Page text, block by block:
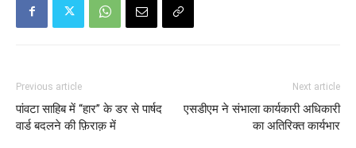
Previous article
पांवटा साहिब में “हार” के डर से पार्षद
वार्ड बदलने की फ़िराक़ में
Next article
एसडीएम ने संभाला कार्यकारी अधिकारी
का अतिरिक्त कार्यभार